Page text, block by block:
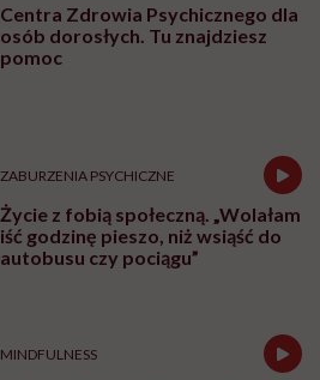
Centra Zdrowia Psychicznego dla
osób dorosłych. Tu znajdziesz
pomoc
ZABURZENIA PSYCHICZNE
Życie z fobią społeczną. „Wolałam
iść godzinę pieszo, niż wsiąść do
autobusu czy pociągu”
MINDFULNESS